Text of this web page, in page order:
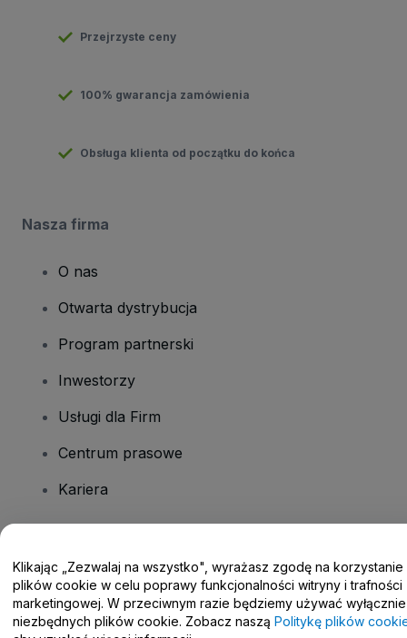
Przejrzyste ceny
100% gwarancja zamówienia
Obsługa klienta od początku do końca
Nasza firma
O nas
Otwarta dystrybucja
Program partnerski
Inwestorzy
Usługi dla Firm
Centrum prasowe
Kariera
Centrum pomocy / Skontaktuj się z nami
Klikając „Zezwalaj na wszystko", wyrażasz zgodę na korzystanie
plików cookie w celu poprawy funkcjonalności witryny i trafności
marketingowej. W przeciwnym razie będziemy używać wyłącznie
niezbędnych plików cookie. Zobacz naszą Politykę plików